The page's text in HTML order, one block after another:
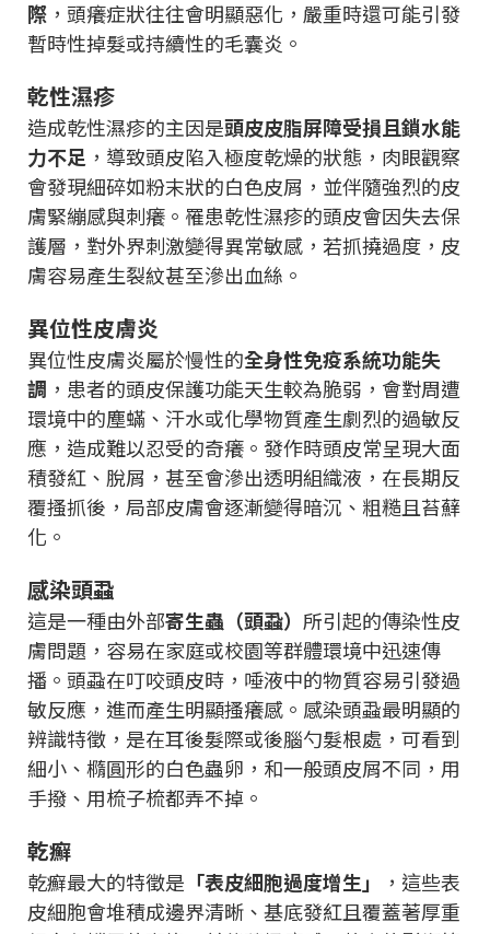
際 ，頭癢症狀往往會明顯惡化，嚴重時還可能引發
暫時性掉髮或持續性的毛囊炎。
乾性濕疹
造成乾性濕疹的主因是頭皮皮脂屏障受損且鎖水能
力不足 ，導致頭皮陷入極度乾燥的狀態，肉眼觀察
會發現細碎如粉末狀的白色皮屑，並伴隨強烈的皮
膚緊繃感與刺癢。罹患乾性濕疹的頭皮會因失去保
護層，對外界刺激變得異常敏感，若抓撓過度，皮
膚容易產生裂紋甚至滲出血絲。
異位性皮膚炎
異位性皮膚炎屬於慢性的全身性免疫系統功能失
調 ，患者的頭皮保護功能天生較為脆弱，會對周遭
環境中的塵蟎、汗水或化學物質產生劇烈的過敏反
應，造成難以忍受的奇癢。發作時頭皮常呈現大面
積發紅、脫屑，甚至會滲出透明組織液，在長期反
覆搔抓後，局部皮膚會逐漸變得暗沉、粗糙且苔蘚
化。
感染頭蝨
這是一種由外部寄生蟲（頭蝨） 所引起的傳染性皮
膚問題，容易在家庭或校園等群體環境中迅速傳
播。頭蝨在叮咬頭皮時，唾液中的物質容易引發過
敏反應，進而產生明顯搔癢感。感染頭蝨最明顯的
辨識特徵，是在耳後髮際或後腦勺髮根處，可看到
細小、橢圓形的白色蟲卵，和一般頭皮屑不同，用
手撥、用梳子梳都弄不掉。
乾癬
乾癬最大的特徵是 「表皮細胞過度增生」
，這些表
皮細胞會堆積成邊界清晰、基底發紅且覆蓋著厚重